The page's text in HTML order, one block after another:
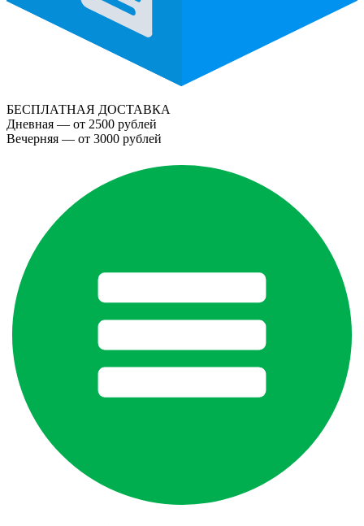
БЕСПЛАТНАЯ ДОСТАВКА
Дневная — от 2500 рублей
Вечерняя — от 3000 рублей